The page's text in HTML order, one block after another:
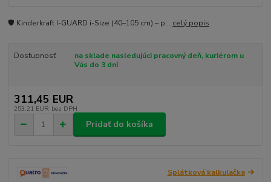
🛡️ Kinderkraft I-GUARD i-Size (40–105 cm) – p... celý popis
Dostupnosť
na sklade nasledujúci pracovný deň, kuriérom u
Vás do 3 dní
311,45 EUR
253,21 EUR bez DPH
Pridať do košíka
Splátková kalkulačka